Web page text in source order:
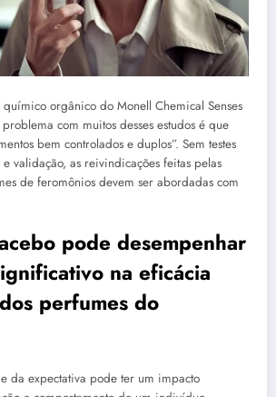
orgânico do Monell Chemical Senses
com muitos desses estudos é que
bem controlados e duplos”. Sem testes
validação, as reivindicações feitas pelas
de feromônios devem ser abordadas com
pode desempenhar
na eficácia
perfumes do
da expectativa pode ter um impacto